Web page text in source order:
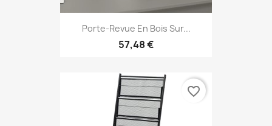
Porte-Revue En Bois Sur...
57,48 €
favorite_border